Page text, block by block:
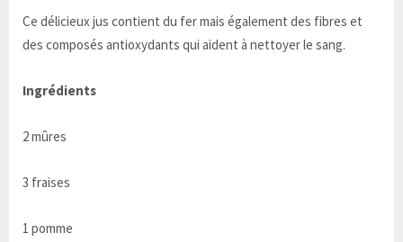
Ce délicieux jus contient du fer mais également des fibres et
des composés antioxydants qui aident à nettoyer le sang.
Ingrédients
2 mûres
3 fraises
1 pomme